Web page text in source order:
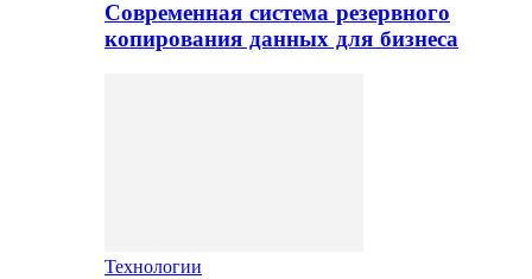
Современная система резервного
копирования данных для бизнеса
Технологии